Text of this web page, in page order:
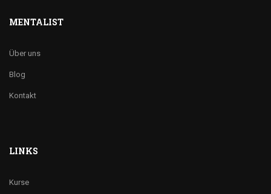
MENTALIST
Über uns
Blog
Kontakt
LINKS
Kurse